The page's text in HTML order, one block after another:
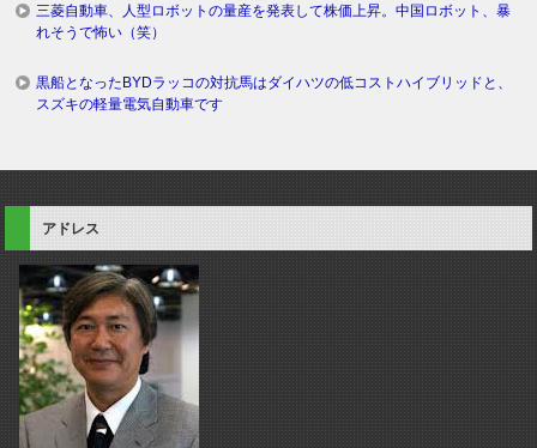
三菱自動車、人型ロボットの量産を発表して株価上昇。中国ロボット、暴
れそうで怖い（笑）
黒船となったBYDラッコの対抗馬はダイハツの低コストハイブリッドと、
スズキの軽量電気自動車です
アドレス